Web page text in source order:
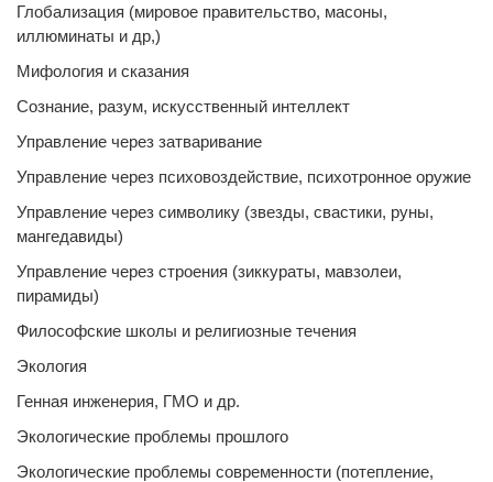
Глобализация (мировое правительство, масоны,
иллюминаты и др,)
Мифология и сказания
Сознание, разум, искусственный интеллект
Управление через затваривание
Управление через психовоздействие, психотронное оружие
Управление через символику (звезды, свастики, руны,
мангедавиды)
Управление через строения (зиккураты, мавзолеи,
пирамиды)
Философские школы и религиозные течения
Экология
Генная инженерия, ГМО и др.
Экологические проблемы прошлого
Экологические проблемы современности (потепление,